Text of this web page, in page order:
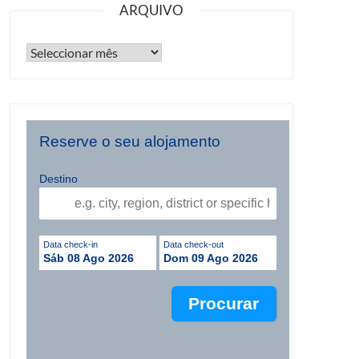
ARQUIVO
Reserve o seu alojamento
Destino
Data check-in
Sáb 08 Ago 2026
Data check-out
Dom 09 Ago 2026